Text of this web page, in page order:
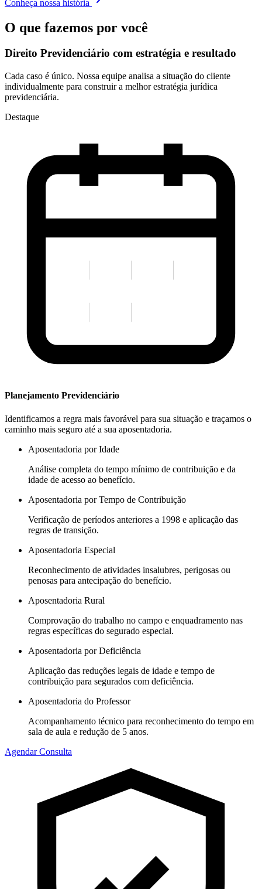
Conheça nossa história
O que fazemos por você
Direito Previdenciário com estratégia e resultado
Cada caso é único. Nossa equipe analisa a situação do cliente
individualmente para construir a melhor estratégia jurídica
previdenciária.
Destaque
Planejamento Previdenciário
Identificamos a regra mais favorável para sua situação e traçamos o
caminho mais seguro até a sua aposentadoria.
Aposentadoria por Idade
Análise completa do tempo mínimo de contribuição e da
idade de acesso ao benefício.
Aposentadoria por Tempo de Contribuição
Verificação de períodos anteriores a 1998 e aplicação das
regras de transição.
Aposentadoria Especial
Reconhecimento de atividades insalubres, perigosas ou
penosas para antecipação do benefício.
Aposentadoria Rural
Comprovação do trabalho no campo e enquadramento nas
regras específicas do segurado especial.
Aposentadoria por Deficiência
Aplicação das reduções legais de idade e tempo de
contribuição para segurados com deficiência.
Aposentadoria do Professor
Acompanhamento técnico para reconhecimento do tempo em
sala de aula e redução de 5 anos.
Agendar Consulta